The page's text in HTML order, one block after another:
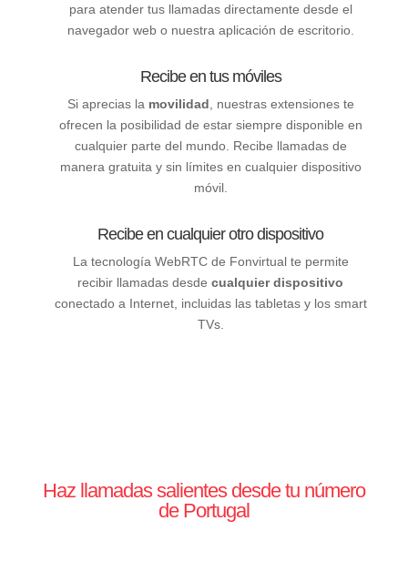
para atender tus llamadas directamente desde el
navegador web o nuestra aplicación de escritorio.
Recibe en tus móviles
Si aprecias la movilidad , nuestras extensiones te
ofrecen la posibilidad de estar siempre disponible en
cualquier parte del mundo. Recibe llamadas de
manera gratuita y sin límites en cualquier dispositivo
móvil.
Recibe en cualquier otro dispositivo
La tecnología WebRTC de Fonvirtual te permite
recibir llamadas desdecualquier dispositivo
conectado a Internet, incluidas las tabletas y los smart
TVs.
Haz llamadas salientes desde tu número
de Portugal